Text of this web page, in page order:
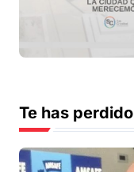
Te has perdido